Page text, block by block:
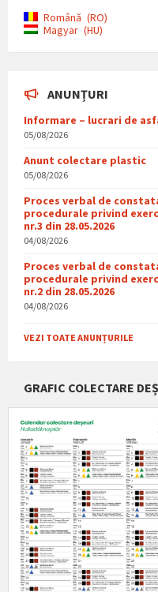
Română
RO
Magyar
HU
ANUNȚURI
Informare – lucrari de
05/08/2026
Anunt colectare plastic
05/08/2026
Proces verbal de
procedurale privind
nr.3 din 28.05.2026
04/08/2026
Proces verbal de
procedurale privind
nr.2 din 28.05.2026
04/08/2026
VEZI TOATE ANUNȚURILE
GRAFIC COLECTARE